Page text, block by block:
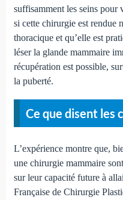
suffisamment les seins
si cette chirurgie est rendue
thoracique et qu’elle est
léser la glande mammaire
récupération est possible,
la puberté.
Ce que disent les
L’expérience montre que,
une chirurgie mammaire
sur leur capacité future à
Française de Chirurgie